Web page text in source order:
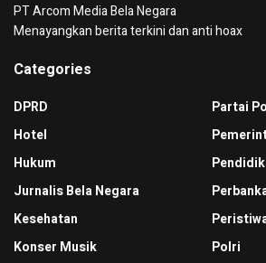
PT Arcom Media Bela Negara
Menayangkan berita terkini dan anti hoax
Categories
DPRD
Hotel
Hukum
Jurnalis Bela Negara
Kesehatan
Konser Musik
Partai
Polri